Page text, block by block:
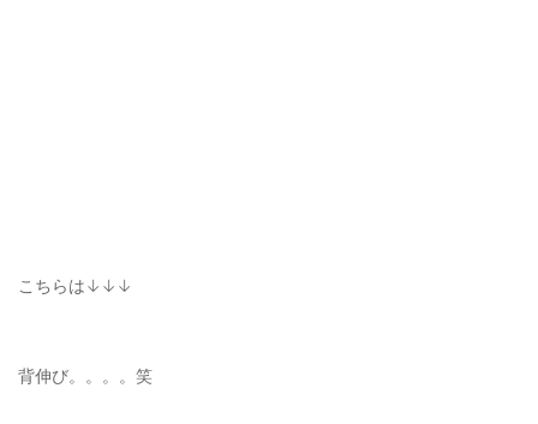
こちらは↓↓↓
背伸び。。。。笑